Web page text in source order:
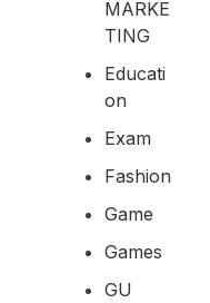
MARKE
TING
Educati
On
Exam
Fashion
Game
Games
GU